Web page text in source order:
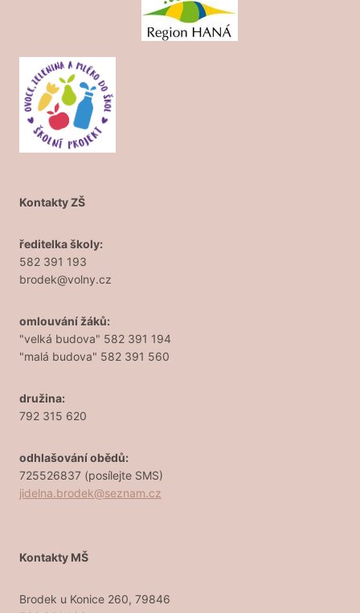
Kontakty ZŠ
ředitelka školy:
582 391 193
brodek@volny.cz
omlouvání žáků:
"velká budova" 582 391 194
"malá budova" 582 391 560
družina:
792 315 620
odhlašování obědů:
725526837 (posílejte SMS)
jidelna.brodek@seznam.cz
Kontakty MŠ
Brodek u Konice 260, 79846